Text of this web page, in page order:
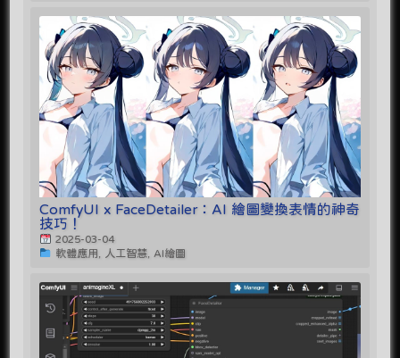
ComfyUI x FaceDetailer：AI 繪圖變換表情的神奇
技巧！
2025-03-04
軟體應用, 人工智慧, AI繪圖